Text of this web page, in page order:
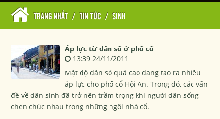
TRANG NHẤT / TIN TỨC / SINH
Áp lực từ dân số ở phố cổ
13:39 24/11/2011
Mật độ dân số quá cao đang tạo ra nhiều
áp lực cho phố cổ Hội An. Trong đó, các vấn
đề về dân sinh đã trở nên trầm trọng khi người dân sống
chen chúc nhau trong những ngôi nhà cổ.